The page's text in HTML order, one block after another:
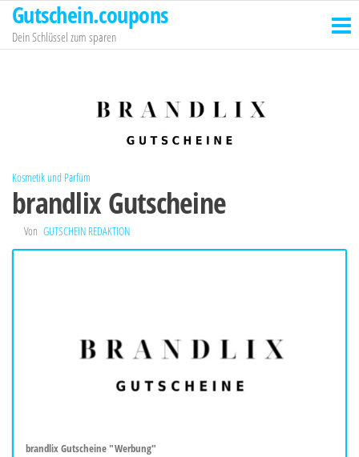
Zum
Inhalt
springen
Gutschein.coupons
Dein Schlüssel zum sparen
Kosmetik und Parfüm
brandlix Gutscheine
Von GUTSCHEIN REDAKTION
brandlix Gutscheine "Werbung"